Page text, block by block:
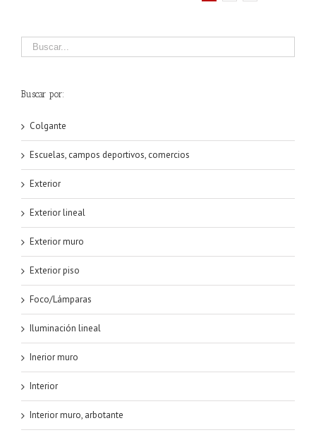
Buscar por:
Colgante
Escuelas, campos deportivos, comercios
Exterior
Exterior lineal
Exterior muro
Exterior piso
Foco/Lámparas
Iluminación lineal
Inerior muro
Interior
Interior muro, arbotante